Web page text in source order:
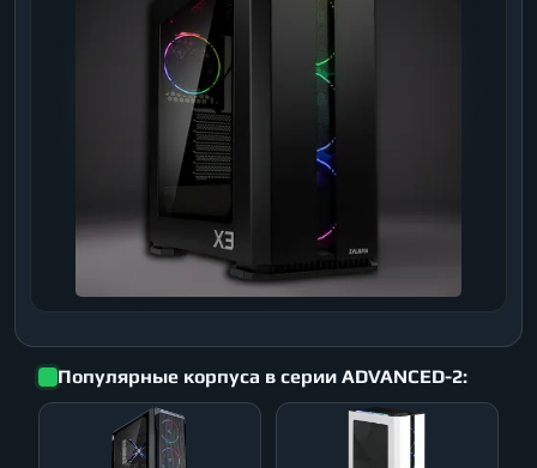
Популярные корпуса в серии ADVANCED-2: